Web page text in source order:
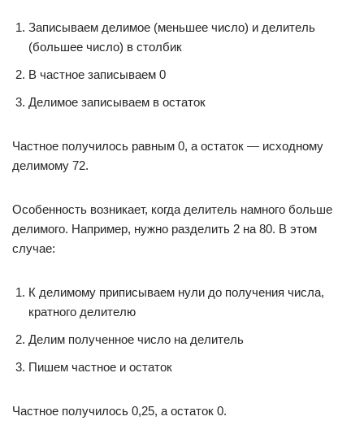
Записываем делимое (меньшее число) и делитель
(большее число) в столбик
В частное записываем 0
Делимое записываем в остаток
Частное получилось равным 0, а остаток — исходному
делимому 72.
Особенность возникает, когда делитель намного больше
делимого. Например, нужно разделить 2 на 80. В этом
случае:
К делимому приписываем нули до получения числа,
кратного делителю
Делим полученное число на делитель
Пишем частное и остаток
Частное получилось 0,25, а остаток 0.